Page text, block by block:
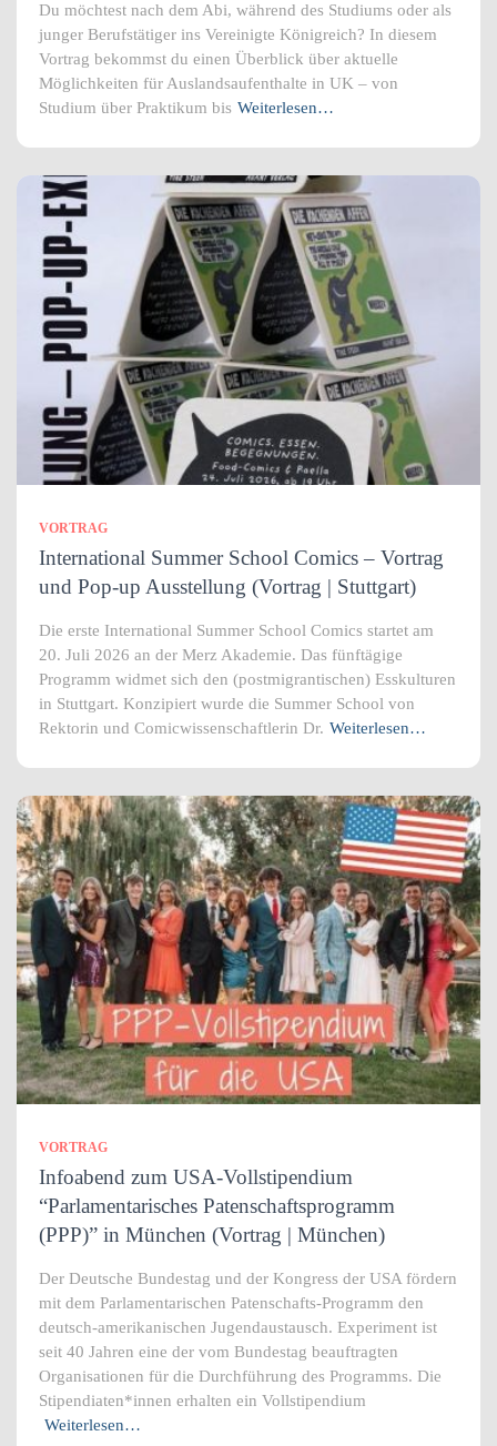
Du möchtest nach dem Abi, während des Studiums oder als
junger Berufstätiger ins Vereinigte Königreich? In diesem
Vortrag bekommst du einen Überblick über aktuelle
Möglichkeiten für Auslandsaufenthalte in UK – von
Studium über Praktikum bis Weiterlesen…
VORTRAG
International Summer School Comics – Vortrag
und Pop-up Ausstellung (Vortrag | Stuttgart)
Die erste International Summer School Comics startet am
20. Juli 2026 an der Merz Akademie. Das fünftägige
Programm widmet sich den (postmigrantischen) Esskulturen
in Stuttgart. Konzipiert wurde die Summer School von
Rektorin und Comicwissenschaftlerin Dr. Weiterlesen…
VORTRAG
Infoabend zum USA-Vollstipendium
“Parlamentarisches Patenschaftsprogramm
(PPP)” in München (Vortrag | München)
Der Deutsche Bundestag und der Kongress der USA fördern
mit dem Parlamentarischen Patenschafts-Programm den
deutsch-amerikanischen Jugendaustausch. Experiment ist
seit 40 Jahren eine der vom Bundestag beauftragten
Organisationen für die Durchführung des Programms. Die
Stipendiaten*innen erhalten ein Vollstipendium
Weiterlesen…